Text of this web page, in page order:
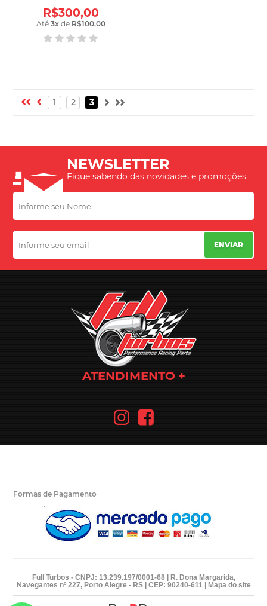
R$300,00
Até 3xde R$100,00
1 2 3
NEWSLETTER
Fique sabendo das novidades e promoções
ENVIAR
ATENDIMENTO
Formas de Pagamento
Full Turbos - CNPJ: 13.239.197/0001-68 | R. Dona Margarida,
Navegantes nº 227, Porto Alegre - RS | CEP: 90240-611 | Mapa do site